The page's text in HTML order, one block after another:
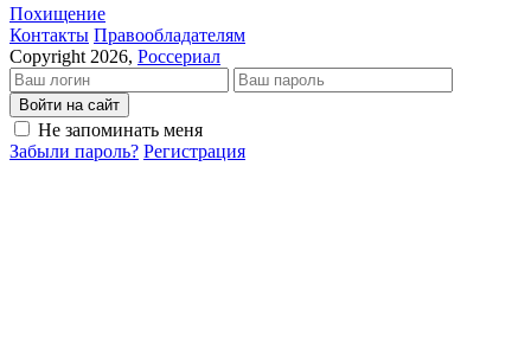
Похищение
Кон­так­ты Пра­во­об­ла­да­те­лям
Copyright 2026, Россериал
Войти на сайт
Не запоминать меня
Забыли пароль? Регистрация